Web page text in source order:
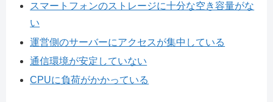
スマートフォンのストレージに十分な空き容量がな
い
運営側のサーバーにアクセスが集中している
通信環境が安定していない
CPUに負荷がかかっている